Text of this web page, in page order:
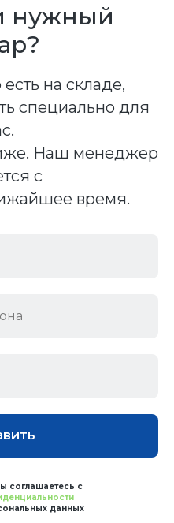
нужный
на складе,
специально для
Наш менеджер
с
время.
соглашаетесь с
данных